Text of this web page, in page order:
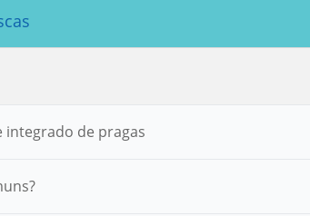
integrado de pragas